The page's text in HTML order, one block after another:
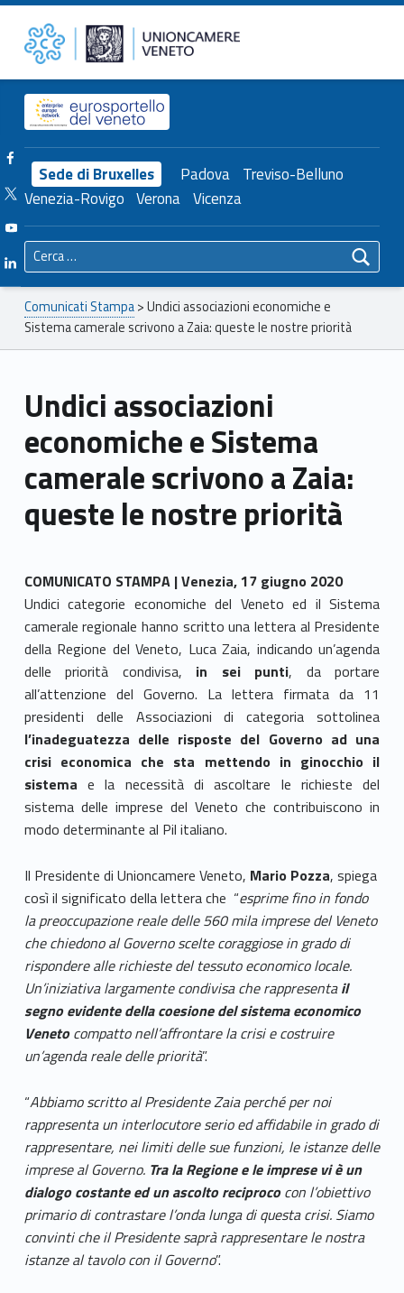
Undici associazioni economiche e Sistema camerale scrivono a Zaia: queste le nostre priorità – Unioncamere del Veneto Unioncamere del Veneto
Header info sidebar
Sede di Bruxelles Padova Treviso-Belluno
Venezia-Rovigo Verona Vicenza
Facebook Unioncamere Veneto
Twitter Unioncamere Veneto
Youtube Unioncamere Veneto
Linkedin Unioncamere Veneto
Ricerca per:
Breadcrumbs navigation
Comunicati Stampa>Undici associazioni economiche e
Sistema camerale scrivono a Zaia: queste le nostre priorità
Undici associazioni
economiche e Sistema
camerale scrivono a Zaia:
queste le nostre priorità
COMUNICATO STAMPA | Venezia, 17 giugno 2020
Undici categorie economiche del Veneto ed il Sistema
camerale regionale hanno scritto una lettera al Presidente
della Regione del Veneto, Luca Zaia, indicando un’agenda
delle priorità condivisa, in sei punti, da portare
all’attenzione del Governo. La lettera firmata da 11
presidenti delle Associazioni di categoria sottolinea
l’inadeguatezza delle risposte del Governo ad una
crisi economica che sta mettendo in ginocchio il
sistema e la necessità di ascoltare le richieste del
sistema delle imprese del Veneto che contribuiscono in
modo determinante al Pil italiano.
Il Presidente di Unioncamere Veneto, Mario Pozza, spiega
così il significato della lettera che “esprime fino in fondo
la preoccupazione reale delle 560 mila imprese del Veneto
che chiedono al Governo scelte coraggiose in grado di
rispondere alle richieste del tessuto economico locale.
Un’iniziativa largamente condivisa che rappresentail
segno evidente della coesione del sistema economico
Venetocompatto nell’affrontare la crisi e costruire
un’agenda reale delle priorità”.
“Abbiamo scritto al Presidente Zaia perché per noi
rappresenta un interlocutore serio ed affidabile in grado di
rappresentare, nei limiti delle sue funzioni, le istanze delle
imprese al Governo. Tra la Regione e le imprese vi è un
dialogo costante ed un ascolto reciprococon l’obiettivo
primario di contrastare l’onda lunga di questa crisi. Siamo
convinti che il Presidente saprà rappresentare le nostra
istanze al tavolo con il Governo”.